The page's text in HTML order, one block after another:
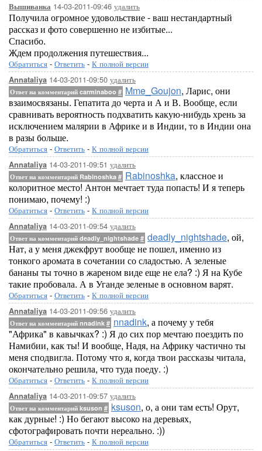
Вышиванка 14-03-2011-09:46 удалить
Получила огромное удовольствие - ваш нестандартный
рассказ и фото совершенно не избитые...
Спасибо.
Ждем продолжения путешествия...
Обратиться - Ответить - К полной версии
Annataliya 14-03-2011-09:50 удалить
Ответ на комментарий carminaboo # Mme_Goujon, Ларис, они
взаимосвязаны. Гепатита до черта и А и В. Вообще, если
сравнивать вероятность подхватить какую-нибудь хрень за
исключением малярии в Африке и в Индии, то в Индии она
в разы больше.
Обратиться - Ответить - К полной версии
Annataliya 14-03-2011-09:51 удалить
Ответ на комментарий Rabinoshka # Rabinoshka, классное и
колоритное место! Антон мечтает туда попасть! И я теперь
понимаю, почему! :)
Обратиться - Ответить - К полной версии
Annataliya 14-03-2011-09:54 удалить
Ответ на комментарий deadly_nightshade # deadly_nightshade, ой,
Нат, а у меня джекфрут вообще не пошел, именно из
тонкого аромата в сочетании со сладостью. А зеленые
бананы ты точно в жареном виде еще не ела? :) Я на Кубе
такие пробовала. А в Уганде зеленые в основном варят.
Обратиться - Ответить - К полной версии
Annataliya 14-03-2011-09:56 удалить
Ответ на комментарий nnadink # nnadink, а почему у тебя
"Африка" в кавычках? :) Я до сих пор мечтаю поездить по
Намибии, как ты! И вообще, Надя, на Африку частично ты
меня сподвигла. Потому что я, когда твои рассказы читала,
окончательно решила, что туда поеду. :)
Обратиться - Ответить - К полной версии
Annataliya 14-03-2011-09:57 удалить
Ответ на комментарий ksuson # ksuson, о, а они там есть! Орут,
как дурные! :) Но бегают высоко на деревьях,
сфотографировать почти нереально. :))
Обратиться - Ответить - К полной версии